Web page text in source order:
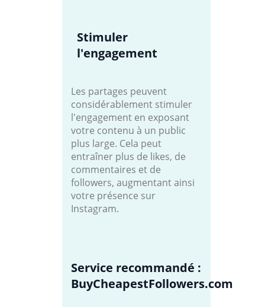
Stimuler
l'engagement
Les partages peuvent
considérablement stimuler
l'engagement en exposant
votre contenu à un public
plus large. Cela peut
entraîner plus de likes, de
commentaires et de
followers, augmentant ainsi
votre présence sur
Instagram.
Service recommandé :
BuyCheapestFollowers.com